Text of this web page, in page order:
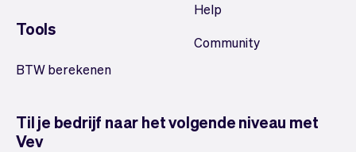
Tools
BTW berekenen
Help
Community
Til je bedrijf naar het volgende niveau met
Vev